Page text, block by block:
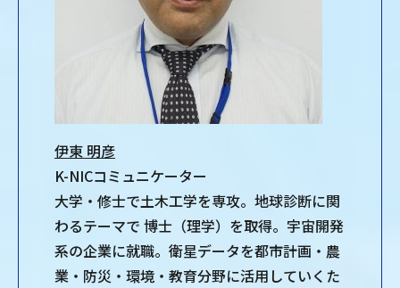
伊東 明彦
K-NICコミュニケーター
大学・修士で土木工学を専攻。地球診断に関
わるテーマで 博士（理学）を取得。宇宙開発
系の企業に就職。衛星データを都市計画・農
業・防災・環境・教育分野に活用していくた